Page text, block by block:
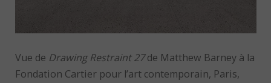
Vue de Drawing Restraint 27de Matthew Barney à la
Fondation Cartier pour l’art contemporain, Paris,